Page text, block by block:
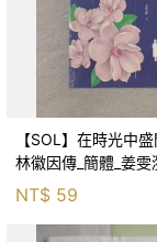
【SOL】在時光中
林徽因傳_簡體_姜雯
NT$ 59